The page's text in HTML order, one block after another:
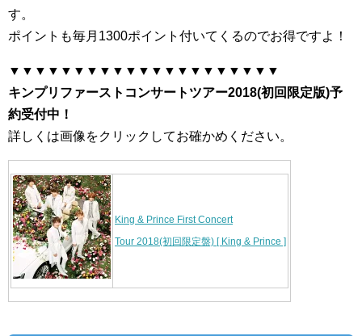
す。
ポイントも毎月1300ポイント付いてくるのでお得ですよ！
▼▼▼▼▼▼▼▼▼▼▼▼▼▼▼▼▼▼▼▼▼
キンプリファーストコンサートツアー2018(初回限定版)予
約受付中！
詳しくは画像をクリックしてお確かめください。
King & Prince First Concert
Tour 2018(初回限定盤) [ King & Prince ]